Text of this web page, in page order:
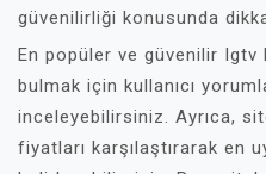
güvenilirliği konusunda
En popüler ve güvenilir
bulmak için kullanıcı
inceleyebilirsiniz. Ayrıca,
fiyatları karşılaştırarak en